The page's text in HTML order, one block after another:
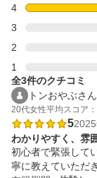
4
3
2
1
全3件のクチコミ
トンおやぶさん
20代女性平均スコア
5
わかりやすく、雰
初心者で緊張して
寧に教えていただ